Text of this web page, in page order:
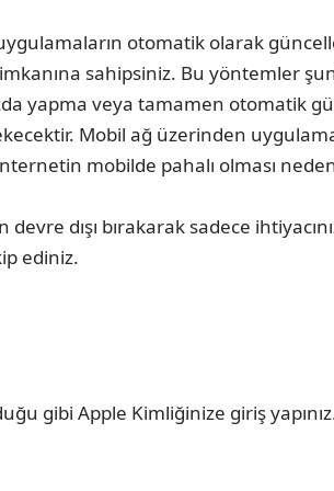
otomatik olarak
sahipsiniz. Bu yöntemler
yapma veya tamamen otomatik
Mobil ağ üzerinden
mobilde pahalı olması
dışı bırakarak sadece
ediniz.
gibi Apple Kimliğinize giriş